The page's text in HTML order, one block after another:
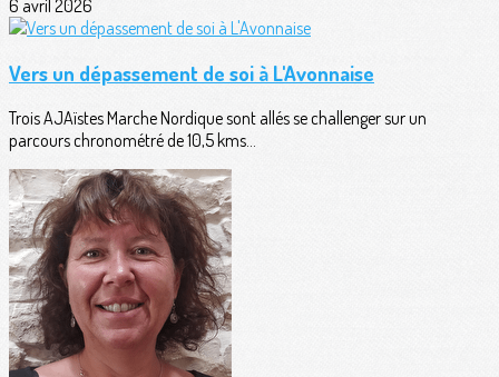
6 avril 2026
Vers un dépassement de soi à L'Avonnaise
Trois AJAïstes Marche Nordique sont allés se challenger sur un
parcours chronométré de 10,5 kms...